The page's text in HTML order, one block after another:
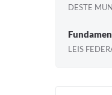
DESTE
LEIS